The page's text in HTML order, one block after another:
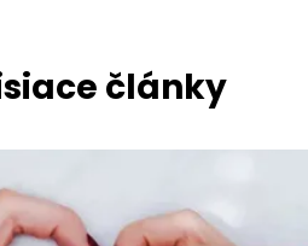
články